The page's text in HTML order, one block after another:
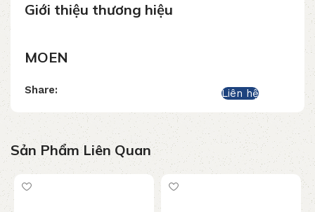
Giới thiệu thương hiệu
MOEN
Share: Liên hệ
Sản Phẩm Liên Quan